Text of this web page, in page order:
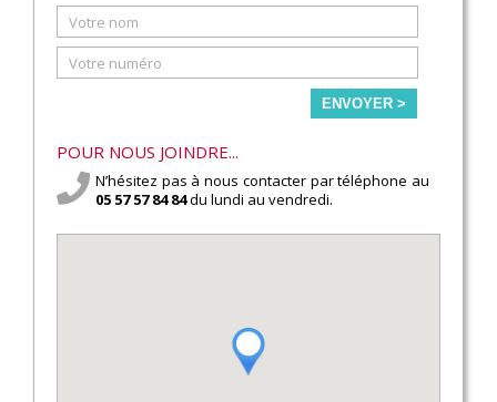
ENVOYER >
POUR NOUS JOINDRE...
N’hésitez pas à nous contacter par téléphone au
05 57 57 84 84du lundi au vendredi.